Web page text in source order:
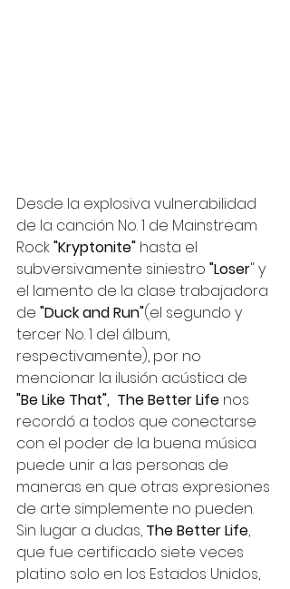
Desde la explosiva vulnerabilidad
de la canción No. 1 de Mainstream
Rock "Kryptonite" hasta el
subversivamente siniestro "Loser" y
el lamento de la clase trabajadora
de "Duck and Run"(el segundo y
tercer No. 1 del álbum,
respectivamente), por no
mencionar la ilusión acústica de
"Be Like That",  The Better Life nos
recordó a todos que conectarse
con el poder de la buena música
puede unir a las personas de
maneras en que otras expresiones
de arte simplemente no pueden.
Sin lugar a dudas, The Better Life,
que fue certificado siete veces
platino solo en los Estados Unidos,